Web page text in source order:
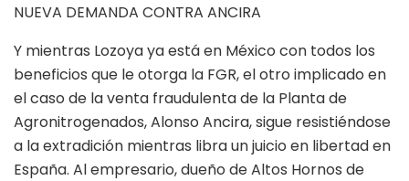
NUEVA DEMANDA CONTRA ANCIRA
Y mientras Lozoya ya está en México con todos los
beneficios que le otorga la FGR, el otro implicado en
el caso de la venta fraudulenta de la Planta de
Agronitrogenados, Alonso Ancira, sigue resistiéndose
a la extradición mientras libra un juicio en libertad en
España. Al empresario, dueño de Altos Hornos de